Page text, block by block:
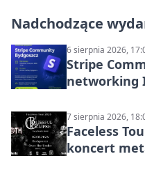
Nadchodzące
6 sierpnia 2026,
Stripe
networking
7 sierpnia 2026,
Faceless
koncert